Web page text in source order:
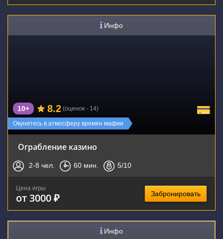
Инфо
Окунитесь в атмосферу времен мафии
10+ 8.2 (оценок - 14)
Ограбление казино
2-8 чел. 60 мин. 5/10
Цена игры
от 3000 ₽ Забронировать
Инфо